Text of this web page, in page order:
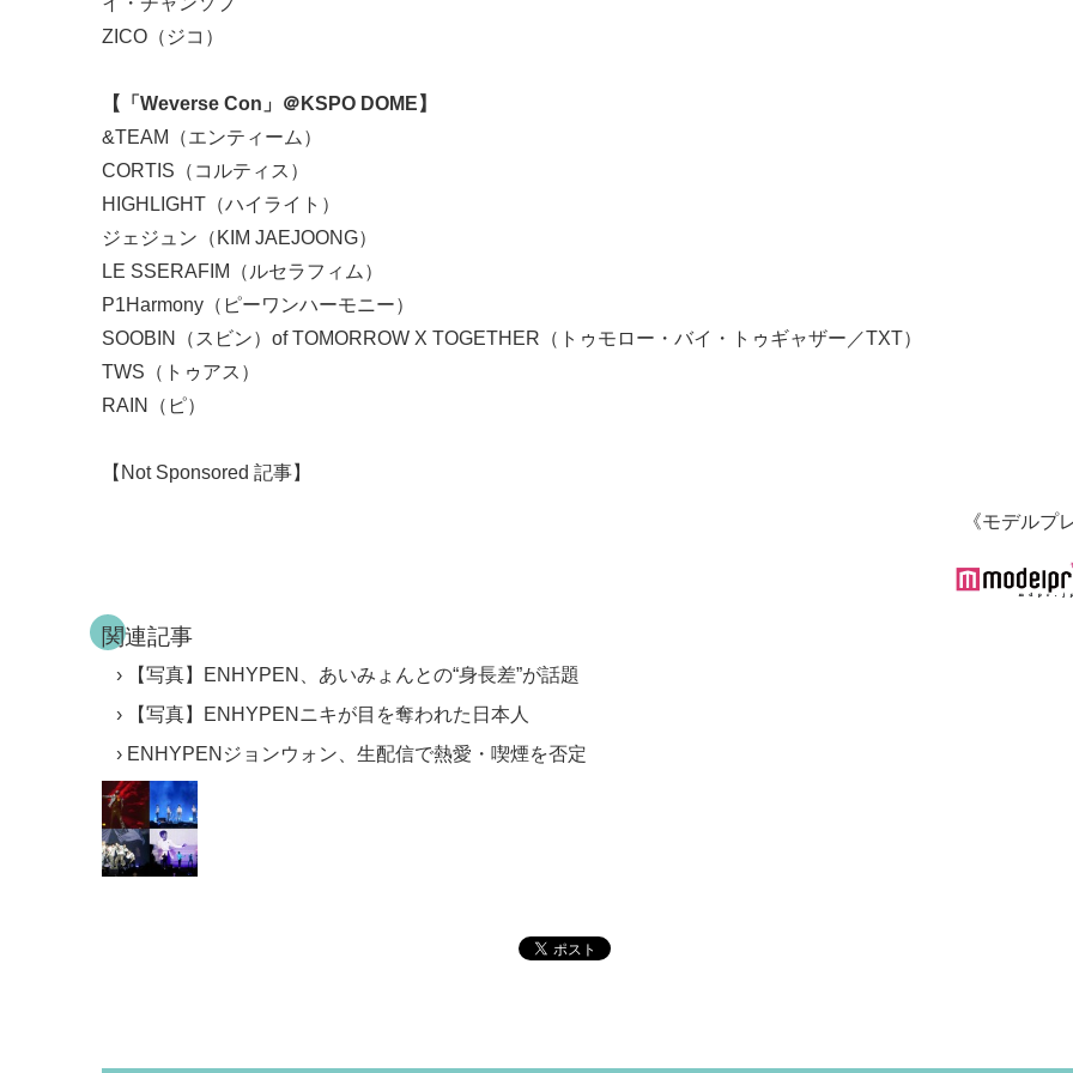
ZICO（ジコ）
【「Weverse Con」＠KSPO DOME】
&TEAM（エンティーム）
CORTIS（コルティス）
HIGHLIGHT（ハイライト）
ジェジュン（KIM JAEJOONG）
LE SSERAFIM（ルセラフィム）
P1Harmony（ピーワンハーモニー）
SOOBIN（スビン）of TOMORROW X TOGETHER（トゥモロー・バイ・トゥギャザー／TXT）
TWS（トゥアス）
RAIN（ピ）
【Not Sponsored 記事】
《モデルプ
関連記事
【写真】ENHYPEN、あいみょんとの“身長差”が話題
【写真】ENHYPENニキが目を奪われた日本人
ENHYPENジョンウォン、生配信で熱愛・喫煙を否定